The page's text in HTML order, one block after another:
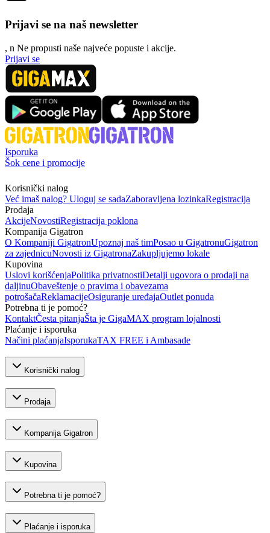
Prijavi se na naš newsletter
, n Ne propusti naše najveće popuste i akcije.
Prijavi se
Isporuka
Šok cene i promocije
Korisnički nalog
Već imaš nalog? Uloguj se sadaZaboravljena lozinkaRegistracija
Prodaja
AkcijeNovostiRegistracija poklona
Kompanija Gigatron
O Kompaniji GigatronUpoznaj naš timPosao u GigatronuGigatron
za zajednicuNovosti iz GigatronaZakupljujemo lokale
Kupovina
Uslovi korišćenjaPolitika privatnostiDetalji ugovora o prodaji na
daljinuObaveštenje o pravima i obavezama
potrošačaReklamacijeOsiguranje uređajaOutlet ponuda
Potrebna ti je pomoć?
KontaktČesta pitanjaŠta je GigaMAX program lojalnosti
Plaćanje i isporuka
Načini plaćanjaIsporukaTAX FREE i Ambasade
Korisnički nalog
Prodaja
Kompanija Gigatron
Kupovina
Potrebna ti je pomoć?
Plaćanje i isporuka